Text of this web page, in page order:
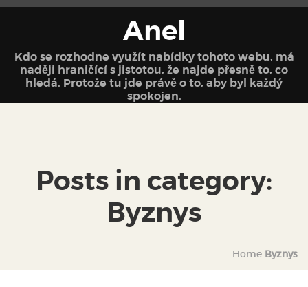
Anel
Kdo se rozhodne využít nabídky tohoto webu, má
naději hraničící s jistotou, že najde přesně to, co
hledá. Protože tu jde právě o to, aby byl každý
spokojen.
Posts in category:
Byznys
Home Byznys